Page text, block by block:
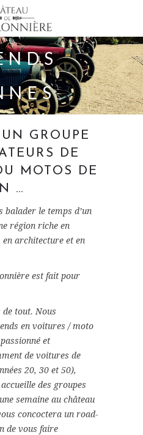
GROUPE
DE
MOTOS DE
…
balader le temps d’un
région riche en
en architecture et en
est fait pour
de tout. Nous
en voitures / moto
et
de voitures de
20, 30 et 50),
des groupes
semaine au château
concoctera un road-
de vous faire